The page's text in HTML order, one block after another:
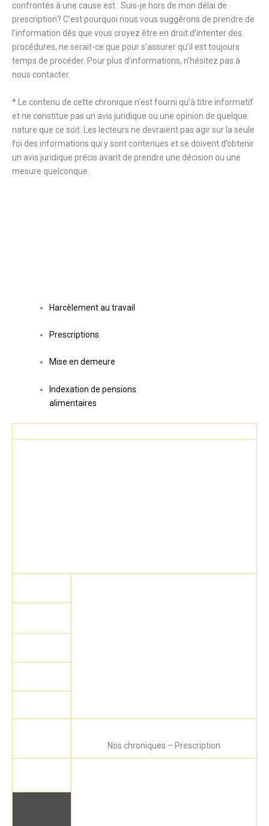
confrontés à une cause est : Suis-je hors de mon délai de
prescription? C’est pourquoi nous vous suggérons de prendre de
l’information dès que vous croyez être en droit d’intenter des
procédures, ne serait-ce que pour s’assurer qu’il est toujours
temps de procéder. Pour plus d’informations, n’hésitez pas à
nous contacter.
* Le contenu de cette chronique n’est fourni qu’à titre informatif
et ne constitue pas un avis juridique ou une opinion de quelque
nature que ce soit. Les lecteurs ne devraient pas agir sur la seule
foi des informations qui y sont contenues et se doivent d’obtenir
un avis juridique précis avant de prendre une décision ou une
mesure quelconque.
Harcèlement au travail
Prescriptions
Mise en demeure
Indexation de pensions
alimentaires
Nos chroniques – Prescription